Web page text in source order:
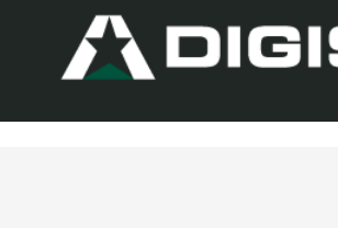
megrendezése a Marczibányi
téri tűz miatt
Pósfai Gábor is megszólalt.